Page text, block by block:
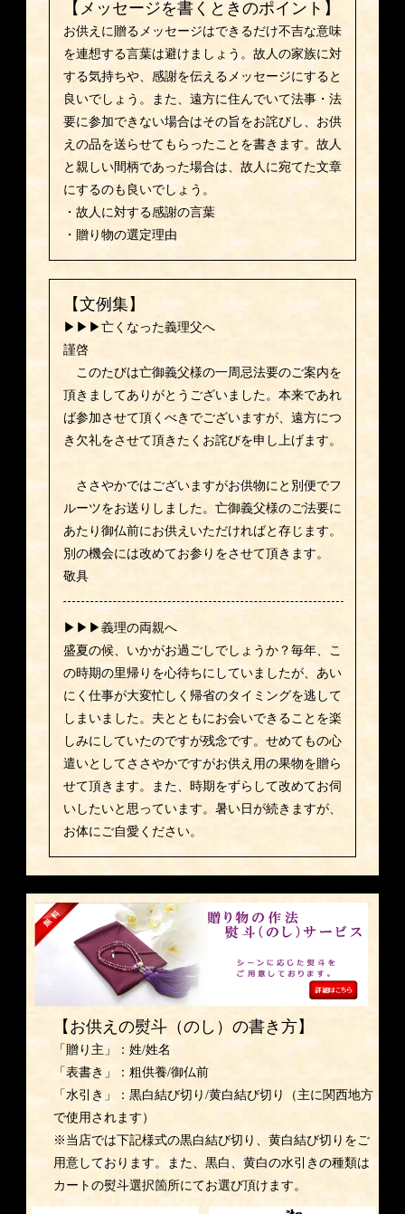
【メッセージを書くときのポイント】
お供えに贈るメッセージはできるだけ不吉な意味
を連想する言葉は避けましょう。故人の家族に対
する気持ちや、感謝を伝えるメッセージにすると
良いでしょう。また、遠方に住んでいて法事・法
要に参加できない場合はその旨をお詫びし、お供
えの品を送らせてもらったことを書きます。故人
と親しい間柄であった場合は、故人に宛てた文章
にするのも良いでしょう。
・故人に対する感謝の言葉
・贈り物の選定理由
【文例集】
▶▶▶亡くなった義理父へ
謹啓
このたびは亡御義父様の一周忌法要のご案内を
頂きましてありがとうございました。本来であれ
ば参加させて頂くべきでございますが、遠方につ
き欠礼をさせて頂きたくお詫びを申し上げます。
ささやかではございますがお供物にと別便でフ
ルーツをお送りしました。亡御義父様のご法要に
あたり御仏前にお供えいただければと存じます。
別の機会には改めてお参りをさせて頂きます。
敬具
▶▶▶義理の両親へ
盛夏の候、いかがお過ごしでしょうか？毎年、こ
の時期の里帰りを心待ちにしていましたが、あい
にく仕事が大変忙しく帰省のタイミングを逃して
しまいました。夫とともにお会いできることを楽
しみにしていたのですが残念です。せめてもの心
遣いとしてささやかですがお供え用の果物を贈ら
せて頂きます。また、時期をずらして改めてお伺
いしたいと思っています。暑い日が続きますが、
お体にご自愛ください。
【お供えの熨斗（のし）の書き方】
「贈り主」：姓/姓名
「表書き」：粗供養/御仏前
「水引き」：黒白結び切り/黄白結び切り（主に関西地方
で使用されます）
※当店では下記様式の黒白結び切り、黄白結び切りをご
用意しております。また、黒白、黄白の水引きの種類は
カートの熨斗選択箇所にてお選び頂けます。